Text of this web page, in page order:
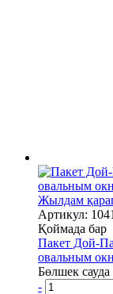
Жылдам
Артикул:
Қоймада бар
Пакет Дой-
овальным
Бөлшек сауда
-